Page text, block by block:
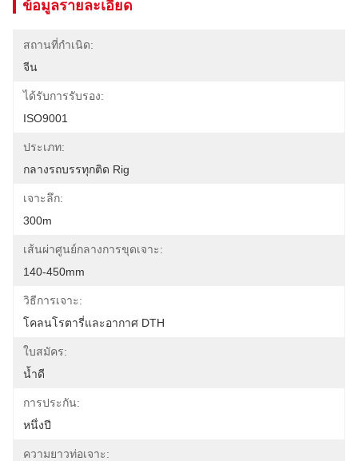
ข้อมูลรายละเอียด
สถานที่กำเนิด:
จีน
ได้รับการรับรอง:
ISO9001
ประเภท:
กลางรถบรรทุกติด Rig
เจาะลึก:
300m
เส้นผ่าศูนย์กลางการขุดเจาะ:
140-450mm
วิธีการเจาะ:
โคลนโรตารี่และอากาศ DTH
ใบสมัคร:
น้ำดี
การประกัน:
หนึ่งปี
ความยาวท่อเจาะ: